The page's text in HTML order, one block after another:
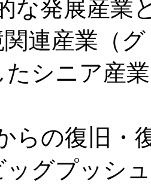
な発展産
連産業（
シニア産
らの復旧
ッグプッシ